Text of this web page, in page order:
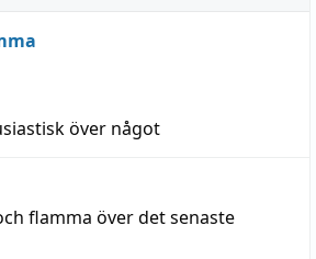
över något
flamma över det senaste